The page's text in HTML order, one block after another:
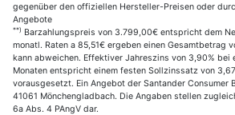
gegenüber den offiziellen Hersteller-Preisen oder
Angebote
**) Barzahlungspreis von 3.799,00€ entspricht dem
monatl. Raten a 85,51€ ergeben einen Gesamtbetrag
kann abweichen. Effektiver Jahreszins von 3,90% bei
Monaten entspricht einem festen Sollzinssatz von
vorausgesetzt. Ein Angebot der Santander Consumer
41061 Mönchengladbach. Die Angaben stellen
6a Abs. 4 PAngV dar.